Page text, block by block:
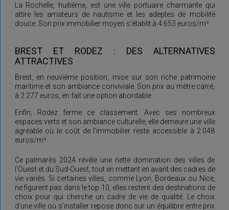
La Rochelle, huitième, est une ville portuaire charmante qui
attire les amateurs de nautisme et les adeptes de mobilité
douce. Son prix immobilier moyen s’établit à 4.653 euros/m².
BREST ET RODEZ : DES ALTERNATIVES
ATTRACTIVES
Brest, en neuvième position, mise sur son riche patrimoine
maritime et son ambiance conviviale. Son prix au mètre carré,
à 2.277 euros, en fait une option abordable.
Enfin, Rodez ferme ce classement. Avec ses nombreux
espaces verts et son ambiance culturelle, elle demeure une ville
agréable où le coût de l’immobilier reste accessible à 2.048
euros/m².
Ce palmarès 2024 révèle une nette domination des villes de
l’Ouest et du Sud-Ouest, tout en mettant en avant des cadres de
vie variés. Si certaines villes, comme Lyon, Bordeaux ou Nice,
ne figurent pas dans le top 10, elles restent des destinations de
choix pour qui cherche un cadre de vie de qualité. Le choix
d’une ville où s’installer repose donc sur un équilibre entre prix